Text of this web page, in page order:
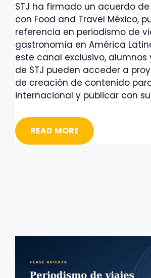
STJ ha firmado un acuerdo
con Food and Travel México,
referencia en periodismo de
gastronomía en América
este canal exclusivo,
de STJ pueden acceder a
de creación de contenido
internacional y publicar con
READ MORE